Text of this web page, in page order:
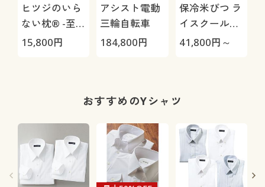
ヒツジのいら
ない枕® -至
極-
15,800円
アシスト電動
三輪自転車
184,800円
保冷米びつ ラ
イスクール
HRC-
41,800円～
おすすめのYシャツ